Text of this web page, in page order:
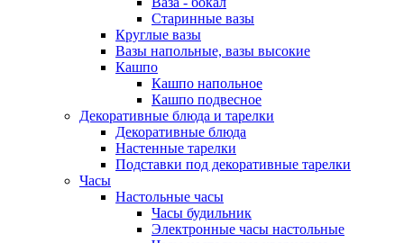
Старинные вазы
Круглые вазы
Вазы напольные, вазы высокие
Кашпо
Кашпо напольное
Кашпо подвесное
Декоративные блюда и тарелки
Декоративные блюда
Настенные тарелки
Подставки под декоративные тарелки
Часы
Настольные часы
Часы будильник
Электронные часы настольные